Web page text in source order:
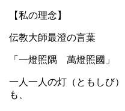
【私の理念】
伝教大師最澄の言葉
「一燈照隅 萬燈照國」
一人一人の灯（ともしび
も、